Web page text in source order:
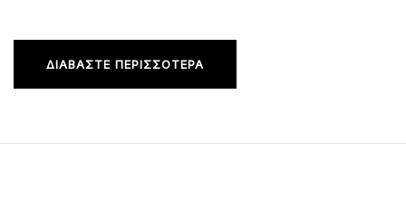
ΔΙΑΒΆΣΤΕ ΠΕΡΙΣΣΌΤΕΡΑ